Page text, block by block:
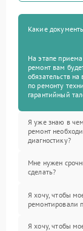
Какие
На этапе
ремонт вам
обязательств
по ремонту
гарантийный
Я уже знаю в
ремонт
диагностику?
Мне нужен
сделать?
Я хочу, чтобы
ремонтировали
Я хочу, чтобы